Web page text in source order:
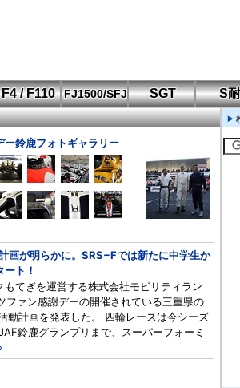
F4 / F110
FIA-F4
CUP
FJ1500/SFJ
鈴鹿・岡山
もてぎ・菅生
筑波・冨士
Aポリス
SFJ D-Cup
SFJ日本一
SGT S耐
ー鈴鹿フォトギャラリー
画が明らかに。SRS−Fでは新たに中学生か
ト！
てぎを運営する株式会社モビリティラン
ファン感謝デーの開催されている三重県の
動計画を発表した。 四輪レースは今シーズ
鈴鹿グランプリまで、スーパーフォーミ